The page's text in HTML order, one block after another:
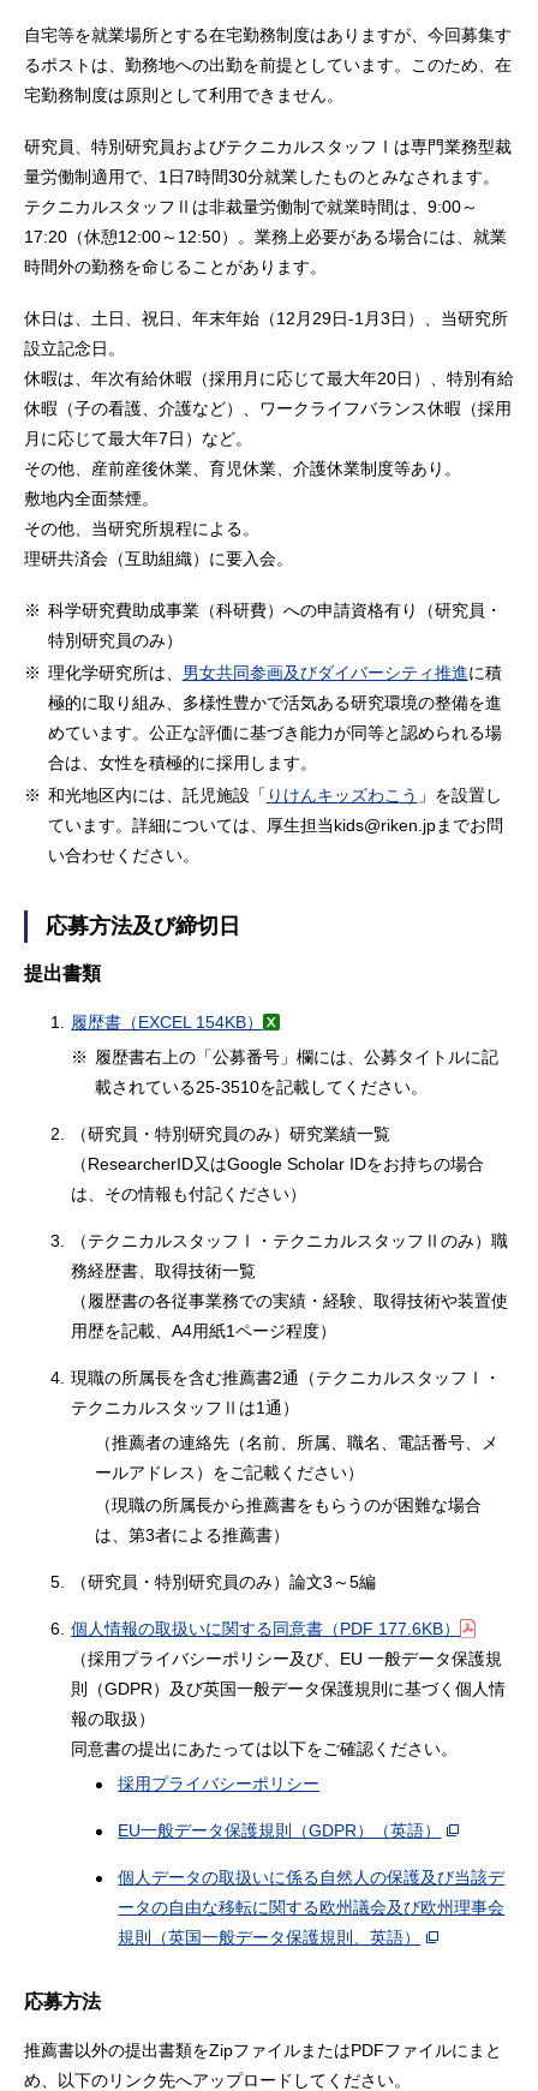
自宅等を就業場所とする在宅勤務制度はありますが、今回募集す
るポストは、勤務地への出勤を前提としています。このため、在
宅勤務制度は原則として利用できません。
研究員、特別研究員およびテクニカルスタッフⅠは専門業務型裁
量労働制適用で、1日7時間30分就業したものとみなされます。
テクニカルスタッフⅡは非裁量労働制で就業時間は、9:00～
17:20（休憩12:00～12:50）。業務上必要がある場合には、就業
時間外の勤務を命じることがあります。
休日は、土日、祝日、年末年始（12月29日-1月3日）、当研究所
設立記念日。
休暇は、年次有給休暇（採用月に応じて最大年20日）、特別有給
休暇（子の看護、介護など）、ワークライフバランス休暇（採用
月に応じて最大年7日）など。
その他、産前産後休業、育児休業、介護休業制度等あり。
敷地内全面禁煙。
その他、当研究所規程による。
理研共済会（互助組織）に要入会。
※ 科学研究費助成事業（科研費）への申請資格有り（研究員・
特別研究員のみ）
※ 理化学研究所は、 男女共同参画及びダイバーシティ推進に積
極的に取り組み、多様性豊かで活気ある研究環境の整備を進
めています。公正な評価に基づき能力が同等と認められる場
合は、女性を積極的に採用します。
※ 和光地区内には、託児施設「 りけんキッズわこう 」を設置し
ています。詳細については、厚生担当kids@riken.jpまでお問
い合わせください。
応募方法及び締切日
提出書類
1. 履歴書 （EXCEL 154KB）
※ 履歴書右上の「公募番号」欄には、公募タイトルに記
載されている25-3510を記載してください。
2.
（研究員・特別研究員のみ）研究業績一覧
（ResearcherID又はGoogle Scholar IDをお持ちの場合
は、その情報も付記ください）
3.
（テクニカルスタッフⅠ・テクニカルスタッフⅡのみ）職
務経歴書、取得技術一覧
（履歴書の各従事業務での実績・経験、取得技術や装置使
用歴を記載、A4用紙1ページ程度）
4. 現職の所属長を含む推薦書2通（テクニカルスタッフⅠ・
テクニカルスタッフⅡは1通）
（推薦者の連絡先（名前、所属、職名、電話番号、メ
ールアドレス）をご記載ください）
（現職の所属長から推薦書をもらうのが困難な場合
は、第3者による推薦書）
5. （研究員・特別研究員のみ）論文3～5編
6. 個人情報の取扱いに関する同意書 （PDF 177.6KB）
（採用プライバシーポリシー及び、EU 一般データ保護規
則（GDPR）及び英国一般データ保護規則に基づく個人情
報の取扱）
同意書の提出にあたっては以下をご確認ください。
採用プライバシーポリシー
EU一般データ保護規則（GDPR）（英語）
個人データの取扱いに係る自然人の保護及び当該デ
ータの自由な移転に関する欧州議会及び欧州理事会
規則（英国一般データ保護規則、英語）
応募方法
推薦書以外の提出書類をZipファイルまたはPDFファイルにまと
め、以下のリンク先へアップロードしてください。